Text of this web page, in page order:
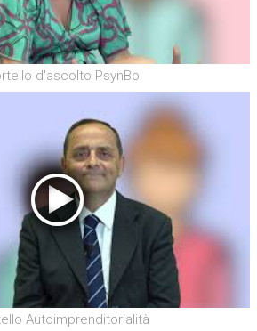
d'ascolto PsynBo
Autoimprenditorialità